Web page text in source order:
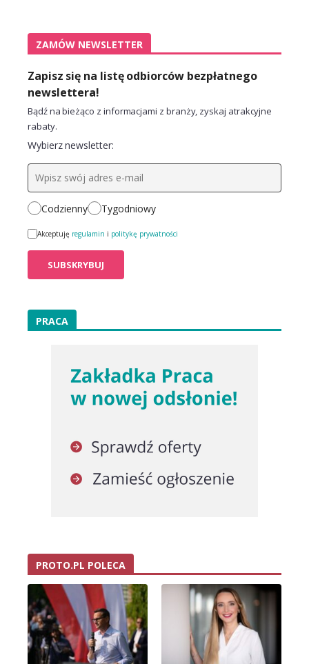
ZAMÓW NEWSLETTER
Zapisz się na listę odbiorców bezpłatnego
newslettera!
Bądź na bieżąco z informacjami z branży, zyskaj atrakcyjne
rabaty.
Wybierz newsletter:
Codzienny Tygodniowy
Akceptuję regulamin i politykę prywatności
PRACA
PROTO.PL POLECA